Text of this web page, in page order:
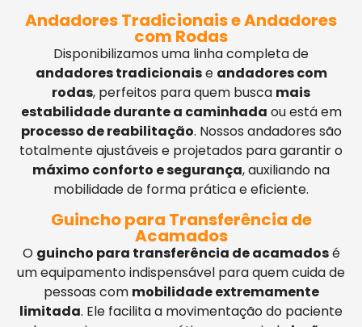
Andadores Tradicionais e Andadores
com Rodas
Disponibilizamos uma linha completa de
andadores tradicionaise andadores com
rodas, perfeitos para quem busca mais
estabilidade durante a caminhada ou está em
processo de reabilitação. Nossos andadores são
totalmente ajustáveis e projetados para garantir o
máximo conforto e segurança, auxiliando na
mobilidade de forma prática e eficiente.
Guincho para Transferência de
Acamados
O guincho para transferência de acamadosé
um equipamento indispensável para quem cuida de
pessoas com mobilidade extremamente
limitada. Ele facilita a movimentação do paciente